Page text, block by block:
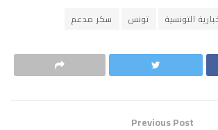
التونسية تونس سكر مدعم
Previous Post